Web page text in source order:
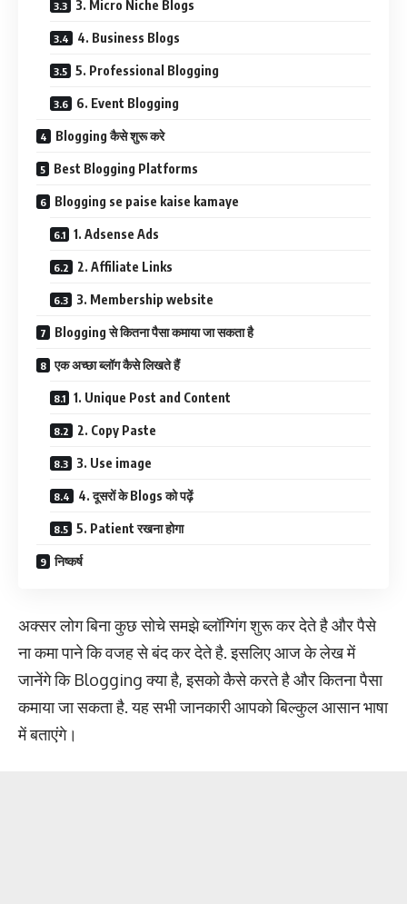
3. Micro Niche Blogs
4. Business Blogs
5. Professional Blogging
6. Event Blogging
Blogging कैसे शुरू करे
Best Blogging Platforms
Blogging se paise kaise kamaye
1. Adsense Ads
2. Affiliate Links
3. Membership website
Blogging से कितना पैसा कमाया जा सकता है
एक अच्छा ब्लॉग कैसे लिखते हैं
1. Unique Post and Content
2. Copy Paste
3. Use image
4. दूसरों के Blogs को पढ़ें
5. Patient रखना होगा
निष्कर्ष
अक्सर लोग बिना कुछ सोचे समझे ब्लॉग्गिंग शुरू कर देते है और पैसे
ना कमा पाने कि वजह से बंद कर देते है. इसलिए आज के लेख में
जानेंगे कि Blogging क्या है, इसको कैसे करते है और कितना पैसा
कमाया जा सकता है. यह सभी जानकारी आपको बिल्कुल आसान भाषा
में बताएंगे।